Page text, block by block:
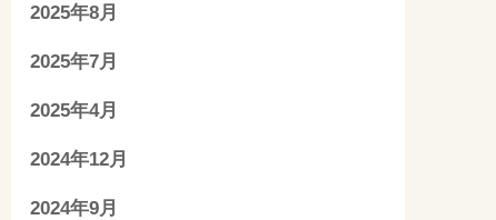
2025年8月
2025年7月
2025年4月
2024年12月
2024年9月